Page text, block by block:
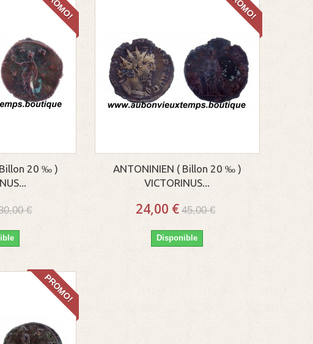
20 ‰ )
€
ANTONINIEN ( Billon 20 ‰ )
VICTORINUS...
24,00 € 45,00 €
Disponible
PROMO!